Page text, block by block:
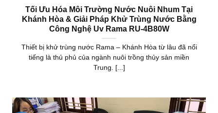
Tối Ưu Hóa Môi Trường Nước Nuôi Nhum Tại
Khánh Hòa & Giải Pháp Khử Trùng Nước Bằng
Công Nghệ Uv Rama RU-4B80W
Thiết bị khử trùng nước Rama – Khánh Hòa từ lâu đã nổi
tiếng là thủ phủ của ngành nuôi trồng thủy sản miền
Trung. [...]